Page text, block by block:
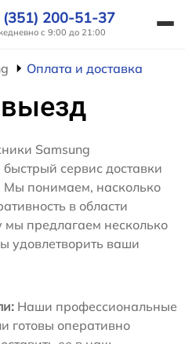
(351) 200-51-37
с 9:00 до 21:00
Оплата и доставка
Samsung
сервис доставки
Мы понимаем, насколько
в области
мы предлагаем несколько
удовлетворить ваши
Наши профессиональные
готовы оперативно